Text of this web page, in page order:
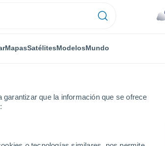
que la información que se ofrece
MapasSatélitesModelosMundo